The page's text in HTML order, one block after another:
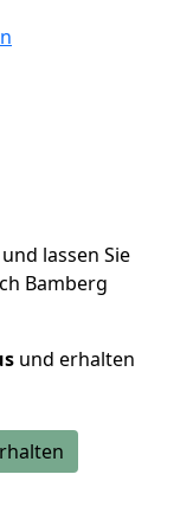
lassen Sie
Bamberg
und erhalten